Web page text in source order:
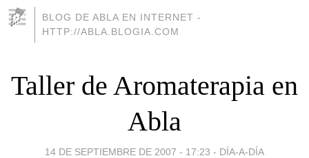
BLOG DE ABLA EN INTERNET -
HTTP://ABLA.BLOGIA.COM
Taller de Aromaterapia en
Abla
14 DE SEPTIEMBRE DE 2007 - 17:23 - DÍA-A-DÍA